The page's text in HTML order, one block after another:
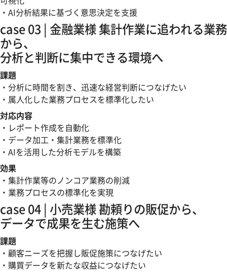
・AI分析結果に基づく意思決定を支援
case 03 | 金融業様集計作業に追われる業務
から、
分析と判断に集中できる環境へ
課題
・分析に時間を割き、迅速な経営判断につなげたい
・属人化した業務プロセスを標準化したい
対応内容
・レポート作成を自動化
・データ加工・集計業務を標準化
・AIを活用した分析モデルを構築
効果
・集計作業等のノンコア業務の削減
・業務プロセスの標準化を実現
case 04 | 小売業様勘頼りの販促から、
データで成果を生む施策へ
課題
・顧客ニーズを把握し販促施策につなげたい
・購買データを新たな収益につなげたい